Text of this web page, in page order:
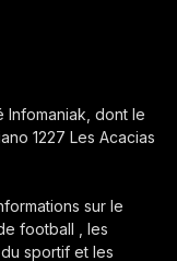
dont le
1227 Les Acacias
sur le
football , les
sportif et les